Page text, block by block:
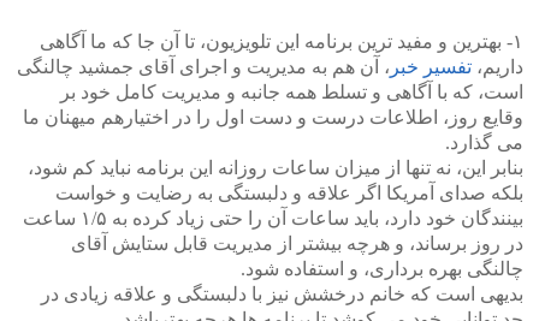
۱- بهترین و مفید ترین برنامه این تلویزیون، تا آن جا که ما آگاهی
داریم، تفسیر خبر ، آن هم به مدیریت و اجرای آقای جمشید چالنگی
است، که با آگاهی و تسلط همه جانبه و مدیریت کامل خود بر
وقایع روز، اطلاعات درست و دست اول را در اختیارهم میهنان ما
می گذارد.
بنابر این، نه تنها از میزان ساعات روزانه این برنامه نباید کم شود،
بلکه صدای آمریکا اگر علاقه و دلبستگی به رضایت و خواست
بینندگان خود دارد، باید ساعات آن را حتی زیاد کرده به ۱/۵ ساعت
در روز برساند، و هرچه بیشتر از مدیریت قابل ستایش آقای
چالنگی بهره برداری، و استفاده شود.
بدیهی است که خانم درخشش نیز با دلبستگی و علاقه زیادی در